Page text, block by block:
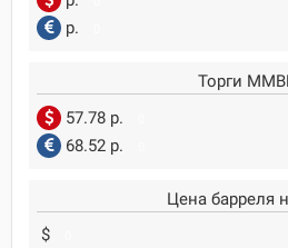
р.
Торги
57.78 р.
68.52 р.
Цена барреля
$